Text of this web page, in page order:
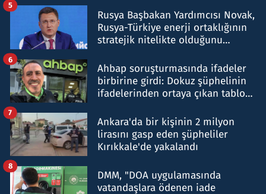
Rusya Başbakan Yardımcısı Novak,
Rusya-Türkiye enerji ortaklığının
stratejik nitelikte olduğunu
5
Ahbap soruşturmasında ifadeler
birbirine girdi: Dokuz şüphelinin
ifadelerinden ortaya çıkan tablo
6
Ankara'da bir kişinin 2 milyon
lirasını gasp eden şüpheliler
Kırıkkale'de yakalandı
7
DMM, "DOA uygulamasında
vatandaşlara ödenen iade
8